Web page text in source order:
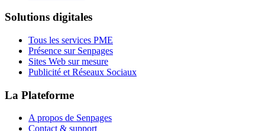
Solutions digitales
Tous les services PME
Présence sur Senpages
Sites Web sur mesure
Publicité et Réseaux Sociaux
La Plateforme
A propos de Senpages
Contact & support